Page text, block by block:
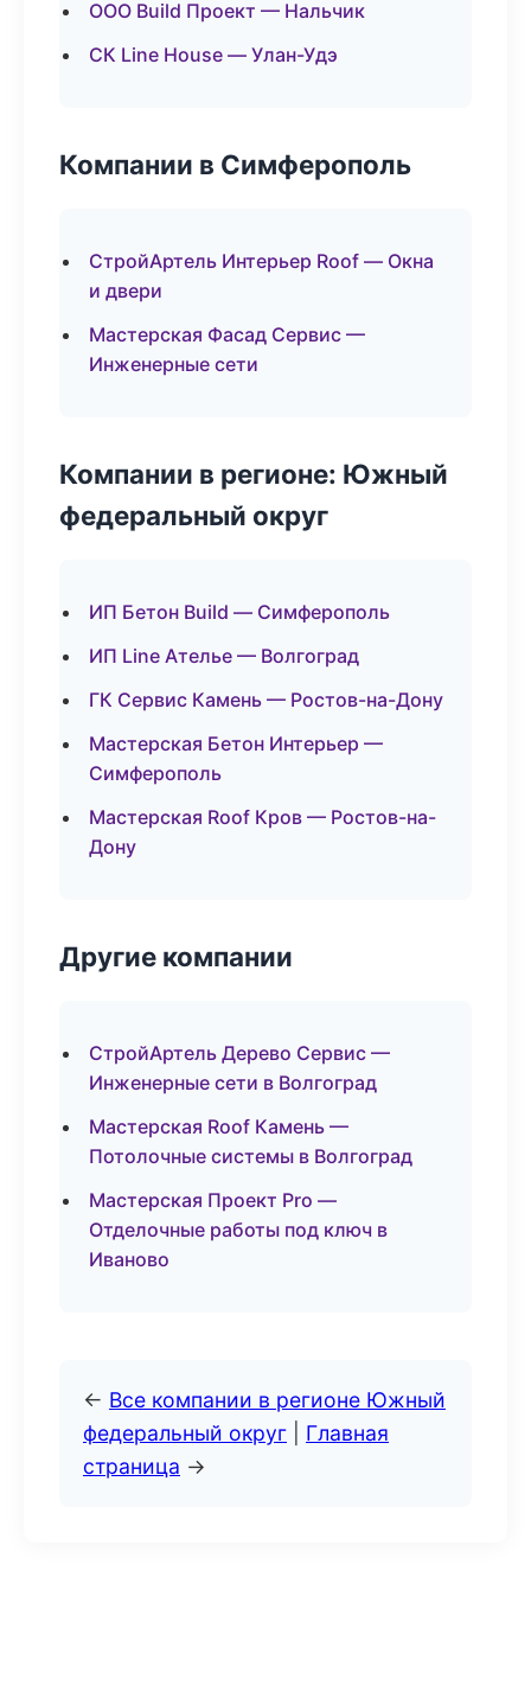
ООО Build Проект — Нальчик
СК Line House — Улан-Удэ
Компании в Симферополь
СтройАртель Интерьер Roof — Окна
и двери
Мастерская Фасад Сервис —
Инженерные сети
Компании в регионе: Южный
федеральный округ
ИП Бетон Build — Симферополь
ИП Line Ателье — Волгоград
ГК Сервис Камень — Ростов-на-Дону
Мастерская Бетон Интерьер —
Симферополь
Мастерская Roof Кров — Ростов-на-
Дону
Другие компании
СтройАртель Дерево Сервис —
Инженерные сети в Волгоград
Мастерская Roof Камень —
Потолочные системы в Волгоград
Мастерская Проект Pro —
Отделочные работы под ключ в
Иваново
← Все компании в регионе Южный
федеральный округ
Главная
страница →